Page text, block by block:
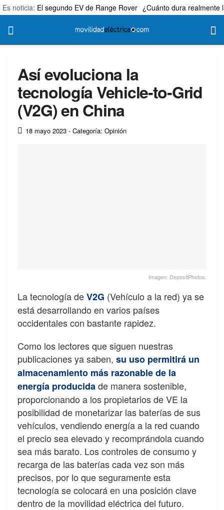
Es noticia: El segundo EV de Range Rover ¿Cuánto dura realmente
Así evoluciona la
tecnología Vehicle-to-Grid
(V2G) en China
18 mayo 2023 - Categoría: Opinión
Imagen: DepositPhotos.
La tecnología deV2G (Vehículo a la red) ya se
está desarrollando en varios países
occidentales con bastante rapidez.
Como los lectores que siguen nuestras
publicaciones ya saben, su uso permitirá un
almacenamiento más razonable de la
energía producidade manera sostenible,
proporcionando a los propietarios de VE la
posibilidad de monetarizar las baterías de sus
vehículos, vendiendo energía a la red cuando
el precio sea elevado y recomprándola cuando
sea más barato. Los controles de consumo y
recarga de las baterías cada vez son más
precisos, por lo que seguramente esta
tecnología se colocará en una posición clave
dentro de la movilidad eléctrica del futuro.